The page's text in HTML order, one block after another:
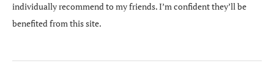
individually recommend to my friends. I’m confident they’ll be
benefited from this site.